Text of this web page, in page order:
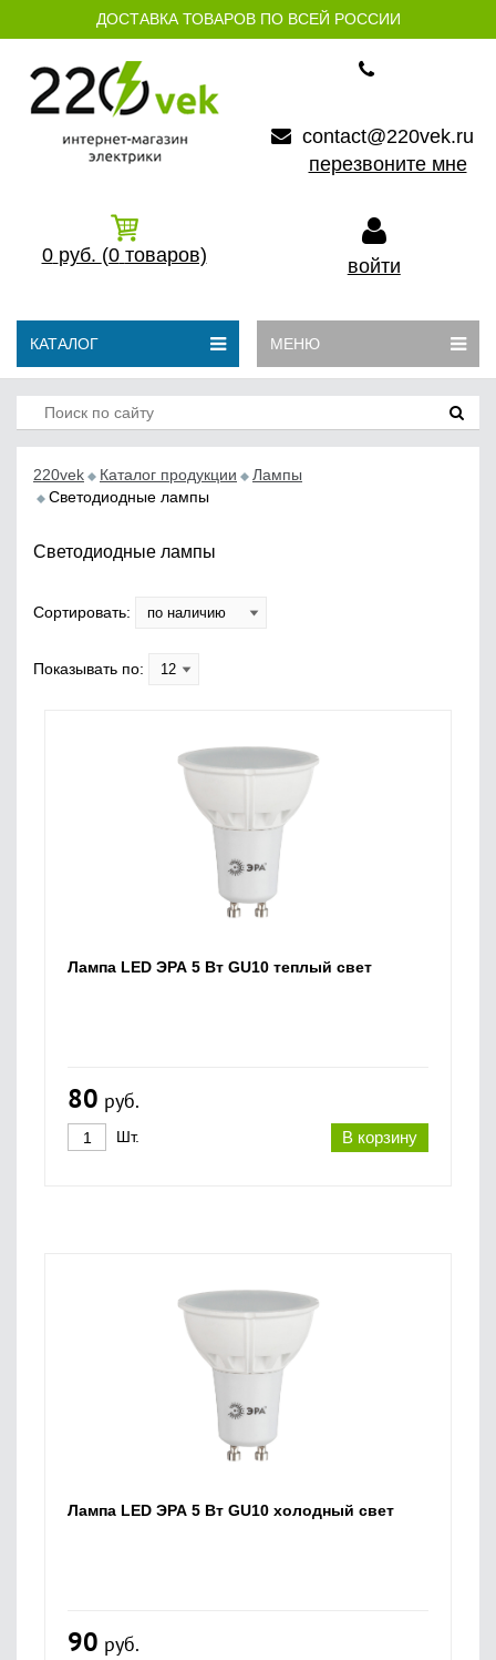
ДОСТАВКА ТОВАРОВ ПО ВСЕЙ РОССИИ
contact@220vek.ru
перезвоните мне
0 руб. (0 товаров) войти
КАТАЛОГ МЕНЮ
220vek Каталог продукции
Лампы
Светодиодные лампы
Светодиодные лампы
Сортировать:
Показывать по:
Лампа LED ЭРА 5 Вт GU10 теплый свет
80 руб.
В корзину
Шт.
Лампа LED ЭРА 5 Вт GU10 холодный свет
90 руб.